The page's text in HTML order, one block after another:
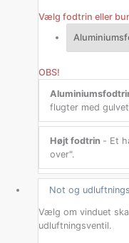
Vælg fodtrin eller
OBS!
flugter med
Højt fodtrin - Et
over".
Not og
Vælg om vinduet
udluftningsventil.